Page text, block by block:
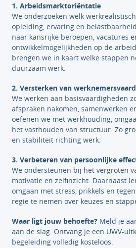
1. Arbeidsmarktoriëntatie
We onderzoeken welk
opleiding, ervaring en
naar kansrijke beroepen, vacatures
ontwikkelmogelijkheden op de
brengen we in kaart welke stappen
duurzaam werk.
2. Versterken van
We werken aan basisvaardigheden
afspraken nakomen, samenwerken
oefenen we met werkhouding,
het vasthouden van structuur. Zo
en stabiliteit richting werk.
3. Verbeteren van persoonlijke
We ondersteunen bij het vergroten
motivatie en zelfinzicht. Daarnaast
omgaan met stress, prikkels en
regie te nemen over keuzes en
Waar ligt jouw behoefte? Meld je
aan de slag. Ontvang je een UWV-
begeleiding volledig kosteloos.